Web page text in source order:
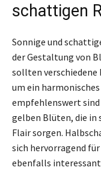
schattigen
Sonnige und
der Gestaltung von
sollten
um ein
empfehlenswert
gelben Blüten, die in
Flair sorgen.
sich hervorragend
ebenfalls